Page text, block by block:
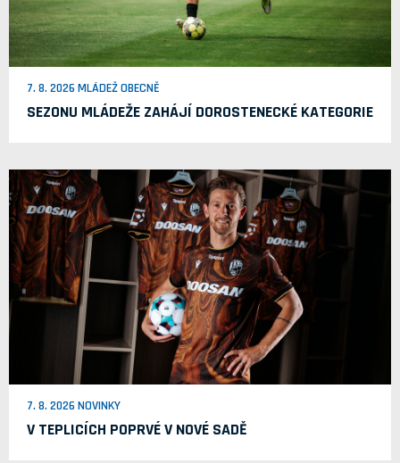
7. 8. 2026 MLÁDEŽ OBECNĚ
SEZONU MLÁDEŽE ZAHÁJÍ DOROSTENECKÉ KATEGORIE
7. 8. 2026 NOVINKY
V TEPLICÍCH POPRVÉ V NOVÉ SADĚ